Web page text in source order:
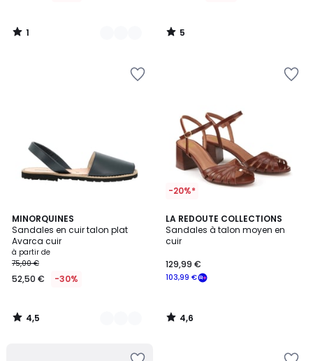
1
/
5
/
MINORQUINES
Sandales en cuir talon plat
Avarca cuir
à partir de
75,00 €
52,50 € -30%
4,5
/ 5
19
Couleurs
4,5
/
-20%*
LA REDOUTE COLLECTIONS
Sandales à talon moyen en
cuir
103,99 €
129,99 €
4,6
/ 5
4,6
/